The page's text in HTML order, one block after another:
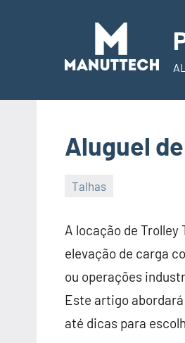
Aluguel
Talhas
November
de
2023
A locação de
elevação de carga
ou operações
Este artigo
até dicas para